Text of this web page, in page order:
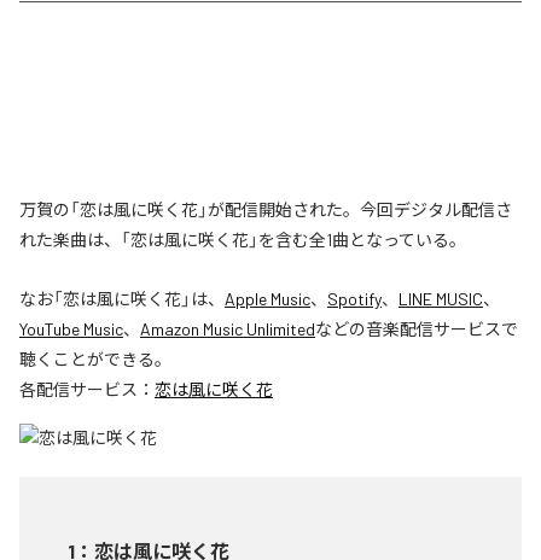
万賀の「恋は風に咲く花」が配信開始された。今回デジタル配信さ
れた楽曲は、「恋は風に咲く花」を含む全1曲となっている。
なお「恋は風に咲く花」は、 Apple Music、 Spotify、 LINE MUSIC、
YouTube Music、 Amazon Music Unlimitedなどの音楽配信サービスで
聴くことができる。
各配信サービス： 恋は風に咲く花
1 ： 恋は風に咲く花